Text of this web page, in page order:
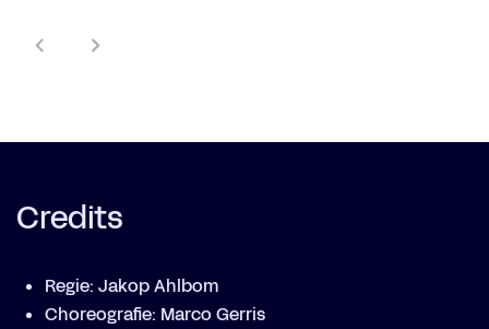
Credits
Regie: Jakop Ahlbom
Choreografie: Marco Gerris